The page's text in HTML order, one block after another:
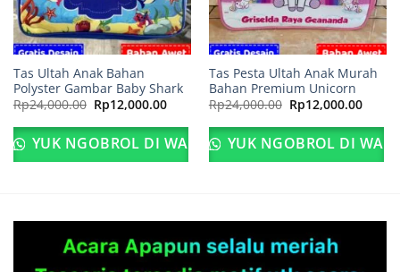
Tas Ultah Anak Bahan
Polyster Gambar Baby Shark
Rp24,000.00 Harga
aslinya
adalah:
Rp24,000.00.
Rp12,000.00Harga
ini
adalah:
Rp12,000.00.
YUK NGOBROL DI WA
Tas Pesta Ultah Anak Murah
Bahan Premium Unicorn
Rp24,000.00 Harga
aslinya
adalah:
Rp24,000.00.
Rp12,000.00Harga
ini
YUK NGOBROL DI WA